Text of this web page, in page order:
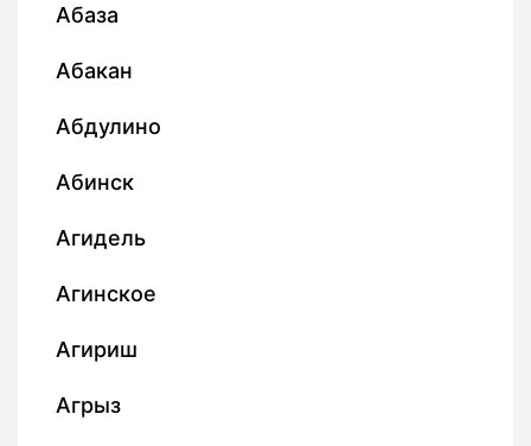
Абаза
Абакан
Абдулино
Абинск
Агидель
Агинское
Агириш
Агрыз